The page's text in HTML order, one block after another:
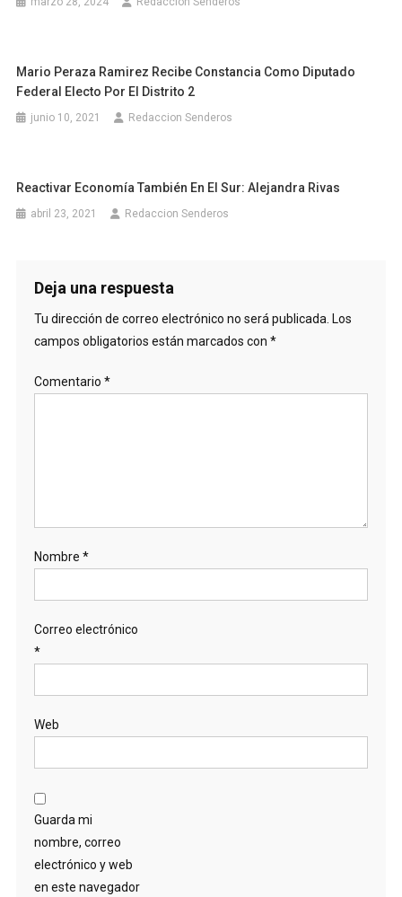
Mario Peraza Ramirez Recibe Constancia Como Diputado
Federal Electo Por El Distrito 2
junio 10, 2021 Redaccion Senderos
Reactivar Economía También En El Sur: Alejandra Rivas
abril 23, 2021 Redaccion Senderos
Deja una respuesta
Tu dirección de correo electrónico no será publicada. Los
campos obligatorios están marcados con *
Comentario *
Nombre *
Correo electrónico
*
Web
Guarda mi
nombre, correo
electrónico y web
en este navegador